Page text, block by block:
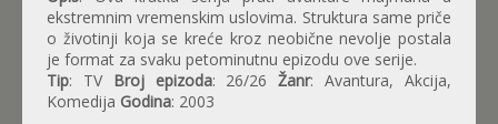
ekstremnim vremenskim uslovima. Struktura same priče
o životinji koja se kreće kroz neobične nevolje postala
je format za svaku petominutnu epizodu ove serije.
Tip: TV Broj epizoda: 26/26Žanr: Avantura, Akcija,
Komedija Godina: 2003